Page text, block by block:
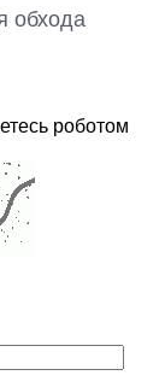
обхода
роботом